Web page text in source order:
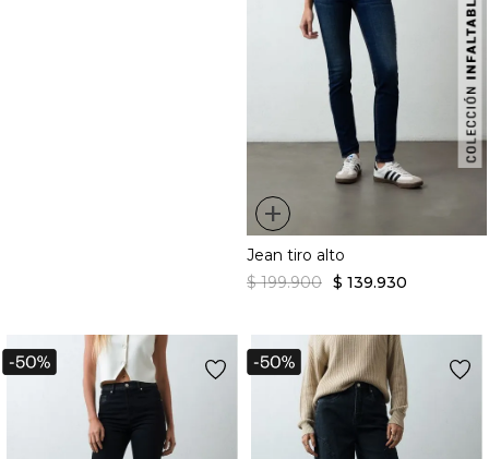
+
Jean tiro alto
$ 199.900 $ 139.930